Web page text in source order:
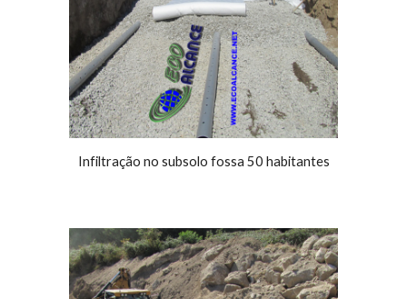
Infiltração no subsolo fossa 50 habitantes